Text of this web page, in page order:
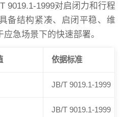
9019.1-1999对启闭力和行程
备结构紧凑、启闭平稳、维
急场景下的快速部署。
依据标准
JB/T 9019.1-1999
JB/T 9019.1-1999